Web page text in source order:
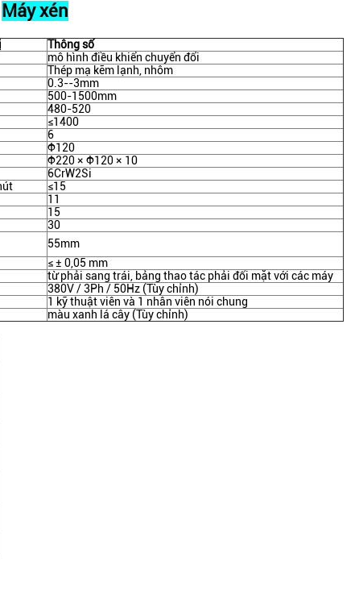
Máy xén
Thông số
mô hình điều khiển chuyển đổi
Thép mạ kẽm lạnh, nhôm
0.3--3mm
500-1500mm
480-520
≤1400
6
Φ120
Φ220 × Φ120 × 10
6CrW2Si
≤15
11
15
30
55mm
≤ ± 0,05 mm
từ phải sang trái, bảng thao tác phải đối mặt với các máy
380V / 3Ph / 50Hz (Tùy chỉnh)
1 kỹ thuật viên và 1 nhân viên nói chung
màu xanh lá cây (Tùy chỉnh)